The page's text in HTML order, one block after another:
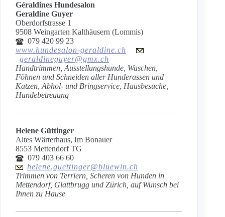
Géraldines Hundesalon
Geraldine Guyer
Oberdorfstrasse 1
9508 Weingarten Kalthäusern (Lommis)
079 420 99 23
www.hundesalon-geraldine.ch
geraldineguyer@gmx.ch
Handtrimmen, Ausstellungshunde, Waschen,
Föhnen und Schneiden aller Hunderassen und
Katzen, Abhol- und Bringservice, Hausbesuche,
Hundebetreuung
Helene Güttinger
Altes Wärterhaus, Im Bonauer
8553 Mettendorf TG
079 403 66 60
helene.guettinger@bluewin.ch
Trimmen von Terriern, Scheren von Hunden in
Mettendorf, Glattbrugg und Zürich, auf Wunsch bei
Ihnen zu Hause